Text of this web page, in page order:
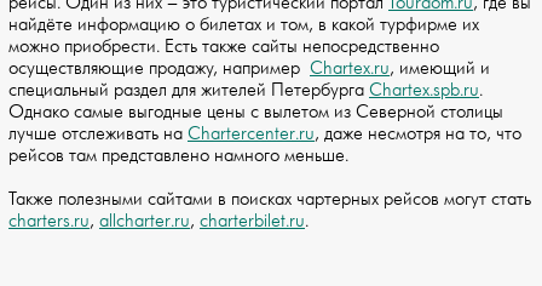
найдёте информацию о билетах и том, в какой турфирме их
можно приобрести. Есть также сайты непосредственно
осуществляющие продажу, например Chartex.ru, имеющий и
специальный раздел для жителей Петербурга Chartex.spb.ru.
Однако самые выгодные цены с вылетом из Северной столицы
лучше отслеживать на Chartercenter.ru, даже несмотря на то, что
рейсов там представлено намного меньше.
Также полезными сайтами в поисках чартерных рейсов могут стать
charters.ru, allcharter.ru, charterbilet.ru.